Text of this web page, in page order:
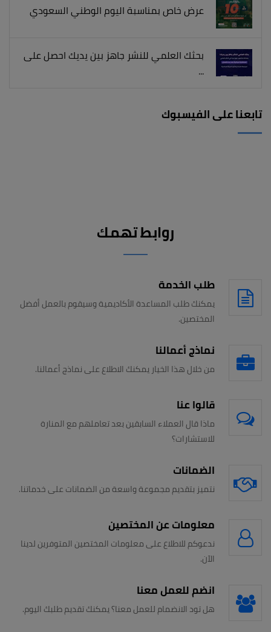
عرض خاص بمناسبة اليوم الوطني السعودي
بحثك العلمي للنشر جاهز بين يديك احصل على
...
تابعنا على الفيسبوك
روابط تهمك
طلب الخدمة
يمكنك طلب المساعدة الأكاديمية وسيقوم بالعمل أفضل
المختصين.
نماذج أعمالنا
من خلال هذا الخيار يمكنك الاطلاع على نماذج أعمالنا.
قالوا عنا
ماذا قال العملاء السابقين بعد تعاملهم مع المنارة
للاستشارات؟
الضمانات
نتميز بتقديم مجموعة واسعة من الضمانات على خدماتنا.
معلومات عن المختصين
ندعوكم للاطلاع على معلومات المختصين المتوفرين لدينا
الآن.
انضم للعمل معنا
هل تود الانضمام للعمل معنا؟ يمكنك تقديم طلبك اليوم.